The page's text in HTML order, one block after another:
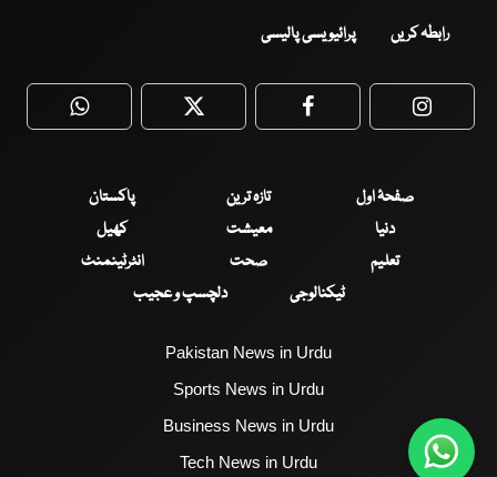
رابطہ کریں پرائیویسی پالیسی
WhatsApp Twitter Facebook
صفحۂ اول تازہ ترین
پاکستان
دنیا
معیشت
کھیل
تعلیم
صحت
انٹرٹینمنٹ
ٹیکنالوجی
دلچسپ و عجیب
Pakistan News in Urdu
Sports News in Urdu
Business News in Urdu
Tech News in Urdu